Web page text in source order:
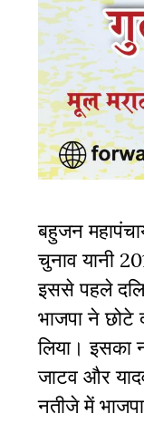
बहुजन
चुनाव यानी
इससे पहले
भाजपा ने छोटे
लिया। इसका
जाटव और
नतीजे में